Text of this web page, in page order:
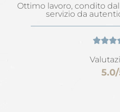
Ottimo lavoro, condito
servizio da
